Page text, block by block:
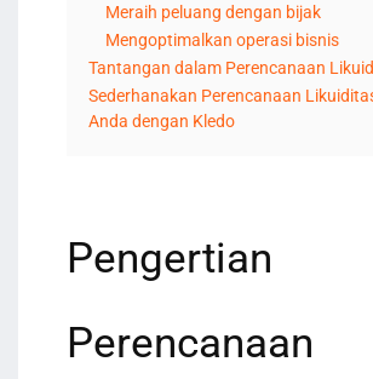
Meraih peluang dengan bijak
Mengoptimalkan operasi bisnis
Tantangan dalam Perencanaan
Sederhanakan Perencanaan
Anda dengan Kledo
Pengertian
Perencanaan